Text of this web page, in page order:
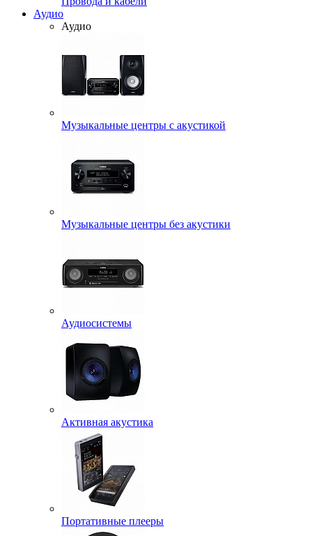
Аудио
Аудио
Музыкальные центры с акустикой
Музыкальные центры без акустики
Аудиосистемы
Активная акустика
Портативные плееры